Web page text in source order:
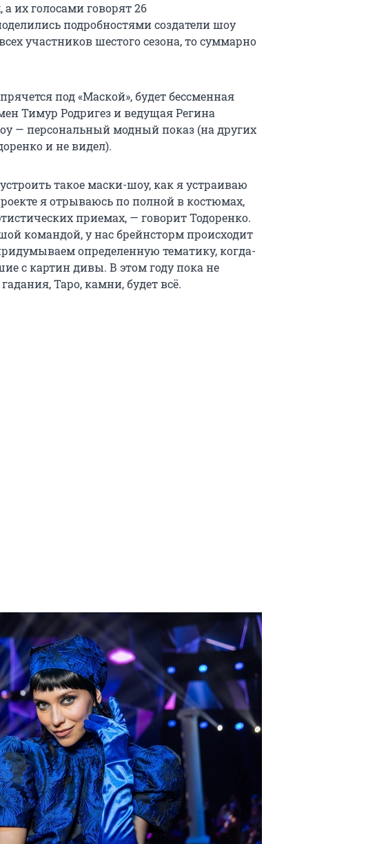
а их голосами говорят 26
подробностями создатели шоу
участников шестого сезона, то суммарно
под «Маской», будет бессменная
Тимур Родригез и ведущая Регина
— персональный модный показ (на других
и не видел).
такое маски-шоу, как я устраиваю
я отрываюсь по полной в костюмах,
приемах, — говорит Тодоренко.
командой, у нас брейнсторм происходит
определенную тематику, когда-
с картин дивы. В этом году пока не
Таро, камни, будет всё.